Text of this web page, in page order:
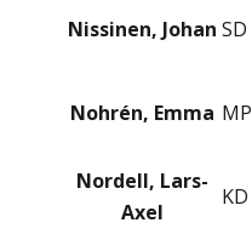
Nissinen, Johan SD
Nohrén, Emma MP
Nordell, Lars-
Axel
KD